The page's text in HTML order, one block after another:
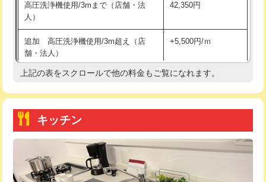
持込商品取付（混合水栓）
持込商品取付（浄水器・分岐水栓） 16,500円
持込商品取付（温水洗浄便座） 22,000円
持込商品取付（普通便座⇔温水洗浄便
22,000円
給水管工事※（ホール加工)
給水管工事※（バンド止め) 3,300円
給水管工事※（支持金具設置) 5,500円
高圧洗浄機使用/3mまで（店舗・法
人）
42,350円
追加 高圧洗浄機使用/3m超え（店
舗・法人）
+5,500円/ｍ
高度高圧洗浄換 現地調査
トーラー機使用/3mまで
追加トーラー機使用/3m超え +3,300円
カメラ調査 33,000円
上記の表をスクロールで他の料金もご覧になれます。
キッチン